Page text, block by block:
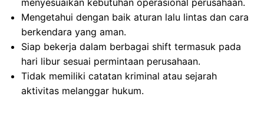
menyesuaikan kebutuhan operasional perusahaan.
Mengetahui dengan baik aturan lalu lintas dan cara
berkendara yang aman.
Siap bekerja dalam berbagai shift termasuk pada
hari libur sesuai permintaan perusahaan.
Tidak memiliki catatan kriminal atau sejarah
aktivitas melanggar hukum.